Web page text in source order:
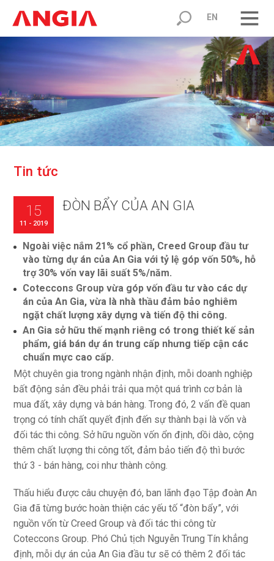
EN
Tin tức
ĐÒN BẨY CỦA AN GIA
15
11 - 2019
Ngoài việc nắm 21% cổ phần, Creed Group đầu tư
vào từng dự án của An Gia với tỷ lệ góp vốn 50%, hỗ
trợ 30% vốn vay lãi suất 5%/năm.
Coteccons Group vừa góp vốn đầu tư vào các dự
án của An Gia, vừa là nhà thầu đảm bảo nghiêm
ngặt chất lượng xây dựng và tiến độ thi công.
An Gia sở hữu thế mạnh riêng có trong thiết kế sản
phẩm, giá bán dự án trung cấp nhưng tiếp cận các
chuẩn mực cao cấp.
Một chuyên gia trong ngành nhận định, mỗi doanh nghiệp
bất động sản đều phải trải qua một quá trình cơ bản là
mua đất, xây dựng và bán hàng. Trong đó, 2 vấn đề quan
trọng có tính chất quyết định đến sự thành bại là vốn và
đối tác thi công. Sở hữu nguồn vốn ổn định, dồi dào, cộng
thêm chất lượng thi công tốt, đảm bảo tiến độ thì bước
thứ 3 - bán hàng, coi như thành công.
Thấu hiểu được câu chuyện đó, ban lãnh đạo Tập đoàn An
Gia đã từng bước hoàn thiện các yếu tố “đòn bẩy”, với
nguồn vốn từ Creed Group và đối tác thi công từ
Coteccons Group. Phó Chủ tịch Nguyễn Trung Tín khẳng
định, mỗi dự án của An Gia đầu tư sẽ có thêm 2 đối tác